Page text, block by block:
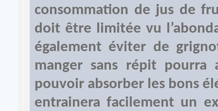
consommation de jus de
doit être limitée vu
également éviter de
manger sans répit
pouvoir absorber les bons
entrainera facilement un